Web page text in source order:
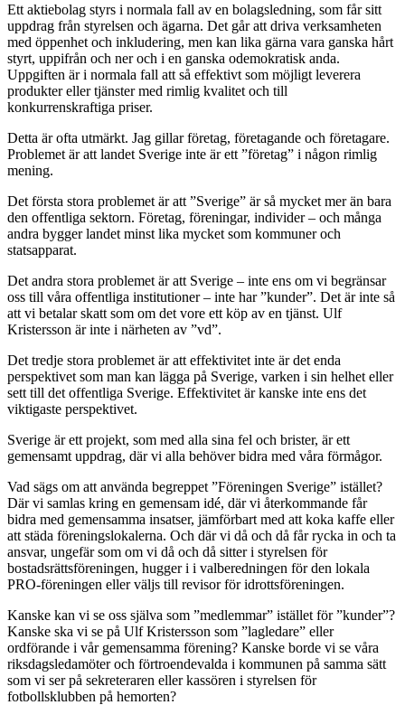
Ett aktiebolag styrs i normala fall av en bolagsledning, som får sitt
uppdrag från styrelsen och ägarna. Det går att driva verksamheten
med öppenhet och inkludering, men kan lika gärna vara ganska hårt
styrt, uppifrån och ner och i en ganska odemokratisk anda.
Uppgiften är i normala fall att så effektivt som möjligt leverera
produkter eller tjänster med rimlig kvalitet och till
konkurrenskraftiga priser.
Detta är ofta utmärkt. Jag gillar företag, företagande och företagare.
Problemet är att landet Sverige inte är ett ”företag” i någon rimlig
mening.
Det första stora problemet är att ”Sverige” är så mycket mer än bara
den offentliga sektorn. Företag, föreningar, individer – och många
andra bygger landet minst lika mycket som kommuner och
statsapparat.
Det andra stora problemet är att Sverige – inte ens om vi begränsar
oss till våra offentliga institutioner – inte har ”kunder”. Det är inte så
att vi betalar skatt som om det vore ett köp av en tjänst. Ulf
Kristersson är inte i närheten av ”vd”.
Det tredje stora problemet är att effektivitet inte är det enda
perspektivet som man kan lägga på Sverige, varken i sin helhet eller
sett till det offentliga Sverige. Effektivitet är kanske inte ens det
viktigaste perspektivet.
Sverige är ett projekt, som med alla sina fel och brister, är ett
gemensamt uppdrag, där vi alla behöver bidra med våra förmågor.
Vad sägs om att använda begreppet ”Föreningen Sverige” istället?
Där vi samlas kring en gemensam idé, där vi återkommande får
bidra med gemensamma insatser, jämförbart med att koka kaffe eller
att städa föreningslokalerna. Och där vi då och då får rycka in och ta
ansvar, ungefär som om vi då och då sitter i styrelsen för
bostadsrättsföreningen, hugger i i valberedningen för den lokala
PRO-föreningen eller väljs till revisor för idrottsföreningen.
Kanske kan vi se oss själva som ”medlemmar” istället för ”kunder”?
Kanske ska vi se på Ulf Kristersson som ”lagledare” eller
ordförande i vår gemensamma förening? Kanske borde vi se våra
riksdagsledamöter och förtroendevalda i kommunen på samma sätt
som vi ser på sekreteraren eller kassören i styrelsen för
fotbollsklubben på hemorten?